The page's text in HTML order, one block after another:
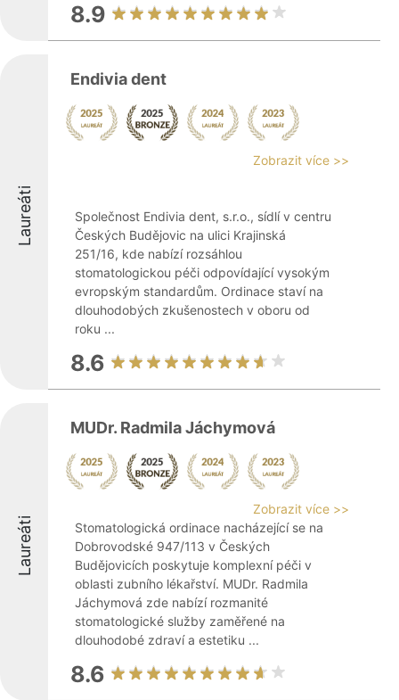
8.9
Laureáti
Endivia dent
Zobrazit více >>
Společnost Endivia dent, s.r.o., sídlí v centru
Českých Budějovic na ulici Krajinská
251/16, kde nabízí rozsáhlou
stomatologickou péči odpovídající vysokým
evropským standardům. Ordinace staví na
dlouhodobých zkušenostech v oboru od
roku ...
8.6
Laureáti
MUDr. Radmila Jáchymová
Zobrazit více >>
Stomatologická ordinace nacházející se na
Dobrovodské 947/113 v Českých
Budějovicích poskytuje komplexní péči v
oblasti zubního lékařství. MUDr. Radmila
Jáchymová zde nabízí rozmanité
stomatologické služby zaměřené na
dlouhodobé zdraví a estetiku ...
8.6